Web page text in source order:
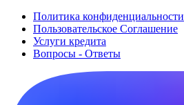
Политика конфиденциальности
Пользовательское Cоглашение
Услуги кредита
Вопросы - Ответы